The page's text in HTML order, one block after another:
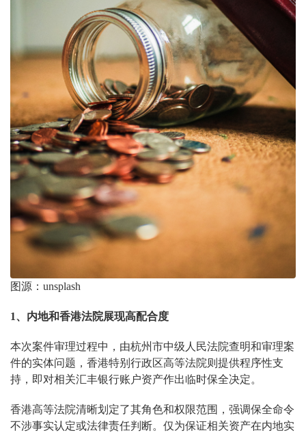
图源：unsplash
1、内地和香港法院展现高配合度
本次案件审理过程中，由杭州市中级人民法院查明和审理案
件的实体问题，香港特别行政区高等法院则提供程序性支
持，即对相关汇丰银行账户资产作出临时保全决定。
香港高等法院清晰划定了其角色和权限范围，强调保全命令
不涉事实认定或法律责任判断。仅为保证相关资产在内地实